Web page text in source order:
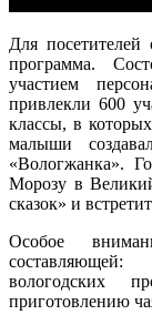
Для посетителей
программа.
участием
привлекли 600
классы, в
малыши
«Вологжанка».
Морозу в
сказок» и
Особое
составляющей:
вологодских
приготовлению